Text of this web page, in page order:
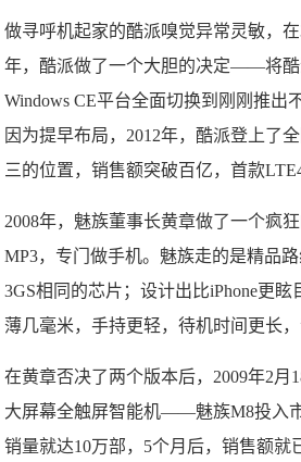
做寻呼机起家的酷派嗅觉异常灵敏，
年，酷派做了一个大胆的决定——将酷
Windows CE平台全面切换到刚刚推出
因为提早布局，2012年，酷派登上了
三的位置，销售额突破百亿，首款
2008年，魅族董事长黄章做了一个疯
MP3，专门做手机。魅族走的是精品
3GS相同的芯片；设计出比iPhone更眩
薄几毫米，手持更轻，待机时间更长，
在黄章否决了两个版本后，2009年2月
大屏幕全触屏智能机——魅族M8投入
销量就达10万部，5个月后，销售额就